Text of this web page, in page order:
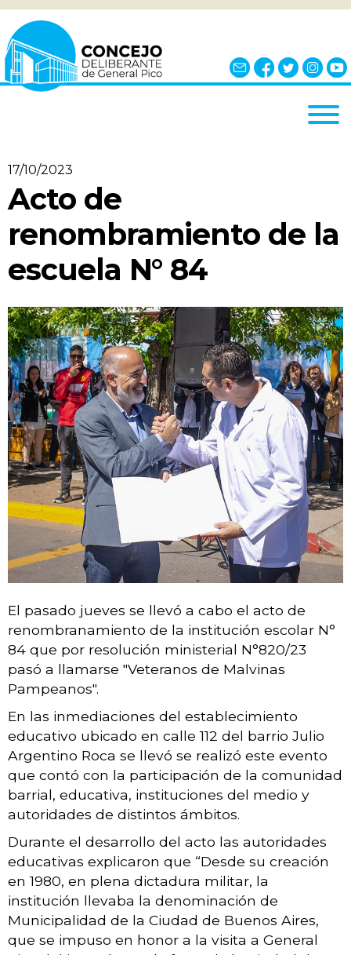
EL CONCEJO
¿QUÉ ES?
AUTORIDADES
BLOQUES
NOTICIAS
CONCEJO TRANSPARENTE
INFORMACIÓN DE SESIONES
¿EN QUÉ ESTAMOS TRABAJANDO?
SEGUIMIENTO DE TRÁMITES
BUSCADOR DE NORMATIVAS
17/10/2023
Acto de
renombramiento de la
escuela N° 84
El pasado jueves se llevó a cabo el acto de
renombranamiento de la institución escolar N°
84 que por resolución ministerial N°820/23
pasó a llamarse "Veteranos de Malvinas
Pampeanos".
En las inmediaciones del establecimiento
educativo ubicado en calle 112 del barrio Julio
Argentino Roca se llevó se realizó este evento
que contó con la participación de la comunidad
barrial, educativa, instituciones del medio y
autoridades de distintos ámbitos.
Durante el desarrollo del acto las autoridades
educativas explicaron que “Desde su creación
en 1980, en plena dictadura militar, la
institución llevaba la denominación de
Municipalidad de la Ciudad de Buenos Aires,
que se impuso en honor a la visita a General